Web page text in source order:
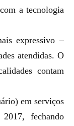
a tecnologia
expressivo –
atendidas. O
contam
em serviços
fechando